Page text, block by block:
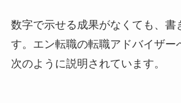
数字で示せる成果がなくても、書
す。エン転職の転職アドバイザー
次のように説明されています。